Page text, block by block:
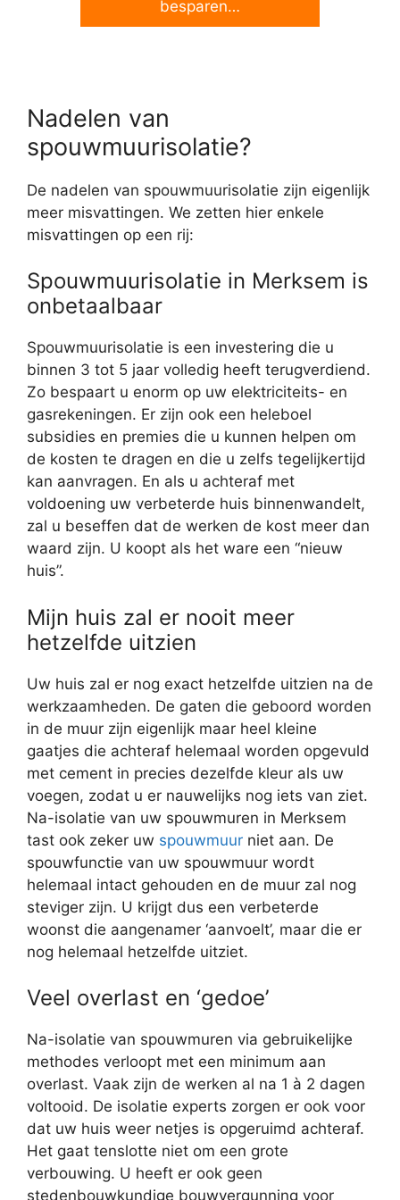
besparen…
Nadelen van
spouwmuurisolatie?
De nadelen van spouwmuurisolatie zijn eigenlijk
meer misvattingen. We zetten hier enkele
misvattingen op een rij:
Spouwmuurisolatie in Merksem is
onbetaalbaar
Spouwmuurisolatie is een investering die u
binnen 3 tot 5 jaar volledig heeft terugverdiend.
Zo bespaart u enorm op uw elektriciteits- en
gasrekeningen. Er zijn ook een heleboel
subsidies en premies die u kunnen helpen om
de kosten te dragen en die u zelfs tegelijkertijd
kan aanvragen. En als u achteraf met
voldoening uw verbeterde huis binnenwandelt,
zal u beseffen dat de werken de kost meer dan
waard zijn. U koopt als het ware een “nieuw
huis”.
Mijn huis zal er nooit meer
hetzelfde uitzien
Uw huis zal er nog exact hetzelfde uitzien na de
werkzaamheden. De gaten die geboord worden
in de muur zijn eigenlijk maar heel kleine
gaatjes die achteraf helemaal worden opgevuld
met cement in precies dezelfde kleur als uw
voegen, zodat u er nauwelijks nog iets van ziet.
Na-isolatie van uw spouwmuren in Merksem
tast ook zeker uw spouwmuur niet aan. De
spouwfunctie van uw spouwmuur wordt
helemaal intact gehouden en de muur zal nog
steviger zijn. U krijgt dus een verbeterde
woonst die aangenamer ‘aanvoelt’, maar die er
nog helemaal hetzelfde uitziet.
Veel overlast en ‘gedoe’
Na-isolatie van spouwmuren via gebruikelijke
methodes verloopt met een minimum aan
overlast. Vaak zijn de werken al na 1 à 2 dagen
voltooid. De isolatie experts zorgen er ook voor
dat uw huis weer netjes is opgeruimd achteraf.
Het gaat tenslotte niet om een grote
verbouwing. U heeft er ook geen
stedenbouwkundige bouwvergunning voor